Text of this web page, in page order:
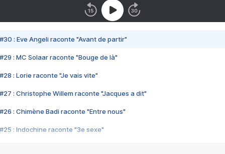
#30 : Eve Angeli raconte "Avant de partir"
#29 : MC Solaar raconte "Bouge de là"
#28 : Lorie raconte "Je vais vite"
#27 : Christophe Willem raconte "Jacques a dit"
#26 : Chimène Badi raconte "Entre nous"
#25 : Indochine raconte "3e sexe"